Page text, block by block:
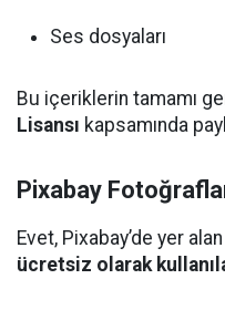
Ses dosyaları
Bu içeriklerin tamamı
Lisansı kapsamında
Pixabay
Evet, Pixabay’de yer
ücretsiz olarak